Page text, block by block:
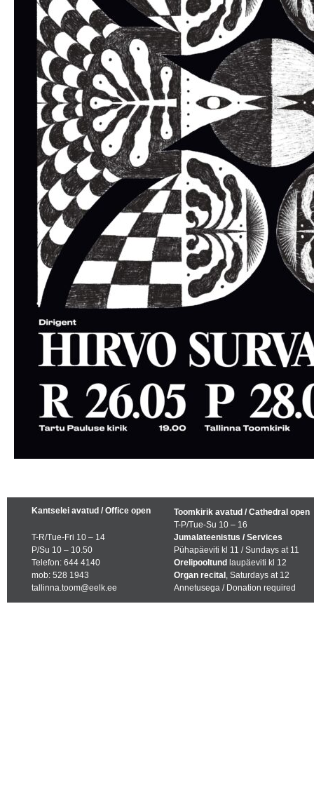
Kantselei avatud / Office open
T-R/Tue-Fri 10 – 14
P/Su 10 – 10.50
Telefon: 644 4140
mob: 528 1943
tallinna.toom@eelk.ee
Toomkirik avatud / Cathedral open
T-P/Tue-Su 10 – 16
Jumalateenistus / Services
Pühapäeviti kl 11 / Sundays at 11
Orelipooltund laupäeviti kl 12
Organ recital , Saturdays at 12
Annetusega / Donation required